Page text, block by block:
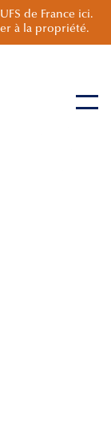
de France ici.
à la propriété.